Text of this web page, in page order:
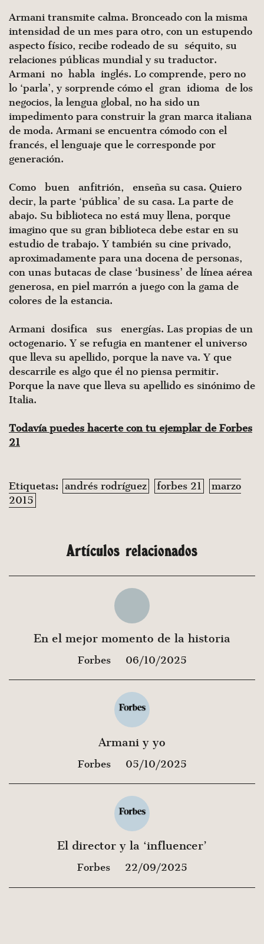
Armani transmite calma. Bronceado con la misma
intensidad de un mes para otro, con un estupendo
aspecto físico, recibe rodeado de su séquito, su
relaciones públicas mundial y su traductor.
Armani no habla inglés. Lo comprende, pero no
lo ‘parla’, y sorprende cómo el gran idioma de los
negocios, la lengua global, no ha sido un
impedimento para construir la gran marca italiana
de moda. Armani se encuentra cómodo con el
francés, el lenguaje que le corresponde por
generación.
Como buen anfitrión, enseña su casa. Quiero
decir, la parte ‘pública’ de su casa. La parte de
abajo. Su biblioteca no está muy llena, porque
imagino que su gran biblioteca debe estar en su
estudio de trabajo. Y también su cine privado,
aproximadamente para una docena de personas,
con unas butacas de clase ‘business’ de línea aérea
generosa, en piel marrón a juego con la gama de
colores de la estancia.
Armani dosifica sus energías. Las propias de un
octogenario. Y se refugia en mantener el universo
que lleva su apellido, porque la nave va. Y que
descarrile es algo que él no piensa permitir.
Porque la nave que lleva su apellido es sinónimo de
Italia.
Todavía puedes hacerte con tu ejemplar de Forbes
21
Etiquetas: andrés rodríguez forbes 21
marzo
2015
Artículos relacionados
En el mejor momento de la historia
Forbes 06/10/2025
Armani y yo
Forbes 05/10/2025
El director y la ‘influencer’
Forbes 22/09/2025